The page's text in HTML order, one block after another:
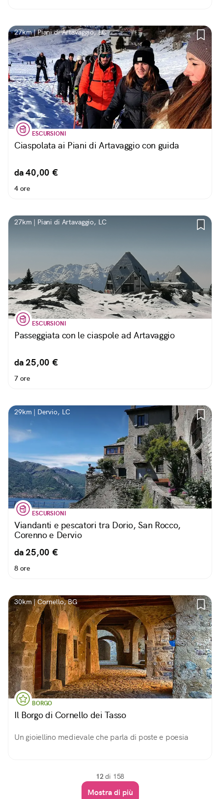
27km | Piani di Artavaggio, LC
ESCURSIONI
Ciaspolata ai Piani di Artavaggio con guida
da 40,00 €
4 ore
27km | Piani di Artavaggio, LC
ESCURSIONI
Passeggiata con le ciaspole ad Artavaggio
da 25,00 €
7 ore
29km | Dervio, LC
ESCURSIONI
Viandanti e pescatori tra Dorio, San Rocco,
Corenno e Dervio
da 25,00 €
8 ore
30km | Cornello, BG
BORGO
Il Borgo di Cornello dei Tasso
Un gioiellino medievale che parla di poste e poesia
12di 158
Mostra di più